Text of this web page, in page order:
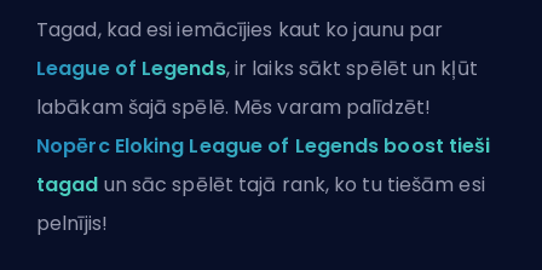
Tagad, kad esi iemācījies kaut ko jaunu par
League of Legends, ir laiks sākt spēlēt un kļūt
labākam šajā spēlē. Mēs varam palīdzēt!
Nopērc Eloking League of Legends boost tieši
tagad un sāc spēlēt tajā rank, ko tu tiešām esi
pelnījis!